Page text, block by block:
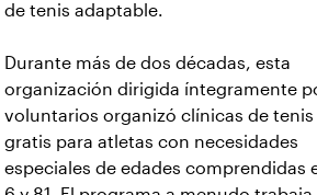
de tenis adaptable.
Durante más de dos décadas, esta
organización dirigida íntegramente
voluntarios organizó clínicas de tenis
gratis para atletas con necesidades
especiales de edades comprendidas